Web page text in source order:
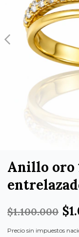
Anillo oro
$1.100.000
Precio sin impuestos